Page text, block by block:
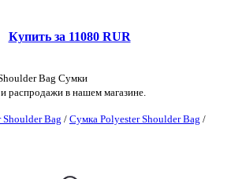
Купить за 11080 RUR
Bag Сумки
распродажи в нашем магазине.
Bag / Сумка Polyester Shoulder Bag /